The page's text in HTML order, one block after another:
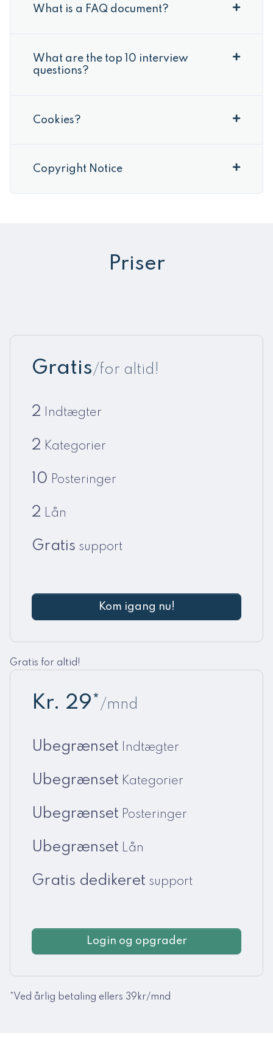
What is a FAQ document?
What are the top 10 interview
questions?
Cookies?
Copyright Notice
Priser
Gratis/for altid!
2 Indtægter
2 Kategorier
10 Posteringer
2 Lån
Gratis support
Kom igang nu!
Gratis for altid!
Kr. 29* /mnd
Ubegrænset Indtægter
Ubegrænset Kategorier
Ubegrænset Posteringer
Ubegrænset Lån
Gratis dedikeret support
Login og opgrader
*Ved årlig betaling ellers 39kr/mnd